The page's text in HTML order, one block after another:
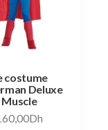
costume
Deluxe
Muscle
Dh